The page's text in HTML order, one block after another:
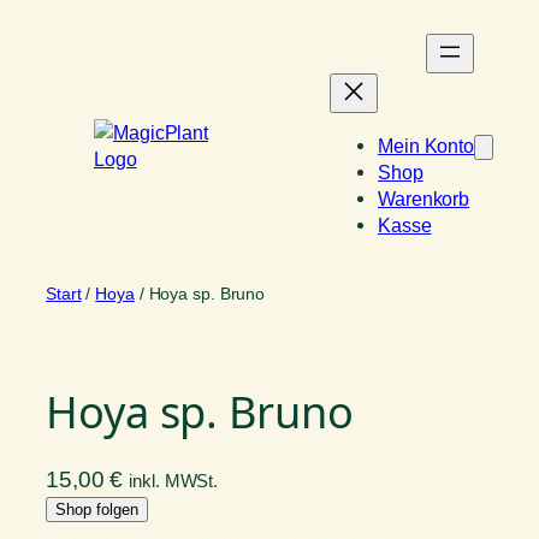
Mein Konto
Shop
Warenkorb
Kasse
Start/ Hoya / Hoya sp. Bruno
Hoya sp. Bruno
15,00€ inkl. MWSt.
Shop folgen